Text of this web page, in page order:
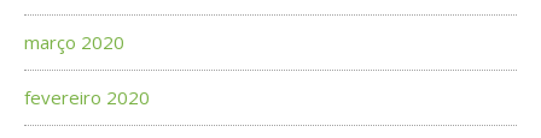
março 2020
fevereiro 2020